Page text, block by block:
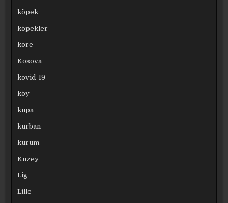
köpek
köpekler
kore
Kosova
kovid-19
köy
kupa
kurban
kurum
Kuzey
Lig
Lille